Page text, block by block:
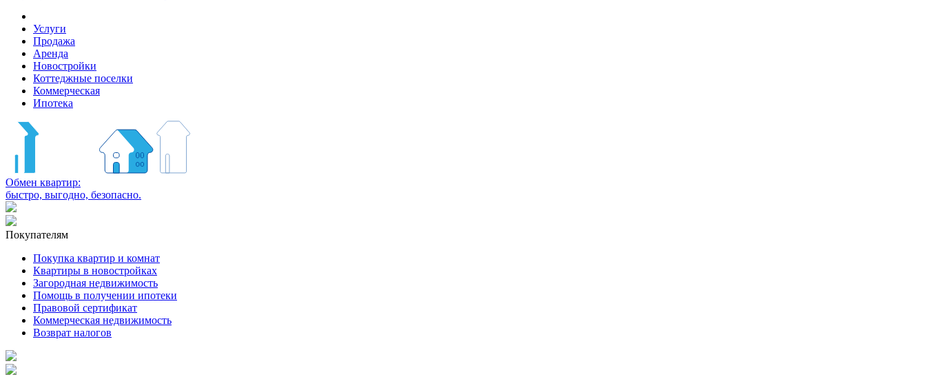
Услуги
Продажа
Аренда
Новостройки
Коттеджные поселки
Коммерческая
Ипотека
Обмен квартир:
быстро, выгодно, безопасно.
Покупателям
Покупка квартир и комнат
Квартиры в новостройках
Загородная недвижимость
Помощь в получении ипотеки
Правовой сертификат
Коммерческая недвижимость
Возврат налогов